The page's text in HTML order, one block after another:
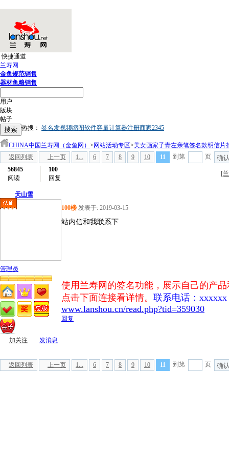
快捷通道
兰寿网
金鱼规范销售
器材鱼粮销售
用户
版块
帖子
搜索 热搜： 签名发视频缩图软件容量计算器注册商家2345
CHINA中国兰寿网（金鱼网） > 网站活动专区>美女画家子青左亲笔签名款明信片
返回列表
上一页 1... 6 7 8 9 10 11 到第 页 确
56845
阅读
100
回复
[
天山雪
管理员
加关注 发消息
100楼 发表于: 2019-03-15
站内信和我联系下
使用兰寿网的签名功能，展示自己的产
点击下面连接看详情。 联系电话：
www.lanshou.cn/read.php?tid=359030
回复
返回列表 上一页 1... 6 7 8 9 10 11 到第 页 确